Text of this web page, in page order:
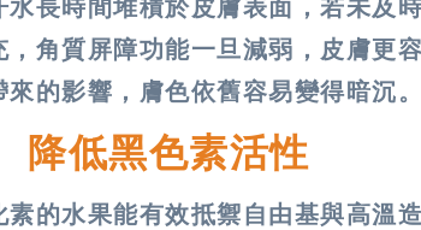
長時間堆積於皮膚表面，若未及
角質屏障功能一旦減弱，皮膚更
的影響，膚色依舊容易變得暗沉。
降低黑色素活性
的水果能有效抵禦自由基與高溫